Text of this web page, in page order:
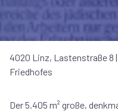
4020 Linz, Lastenstraße 8
Friedhofes
Der 5.405 m² große,